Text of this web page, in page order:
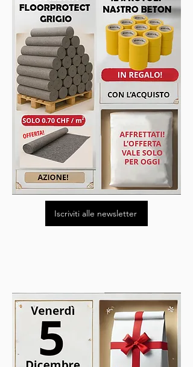
Iscriviti alle newsletter